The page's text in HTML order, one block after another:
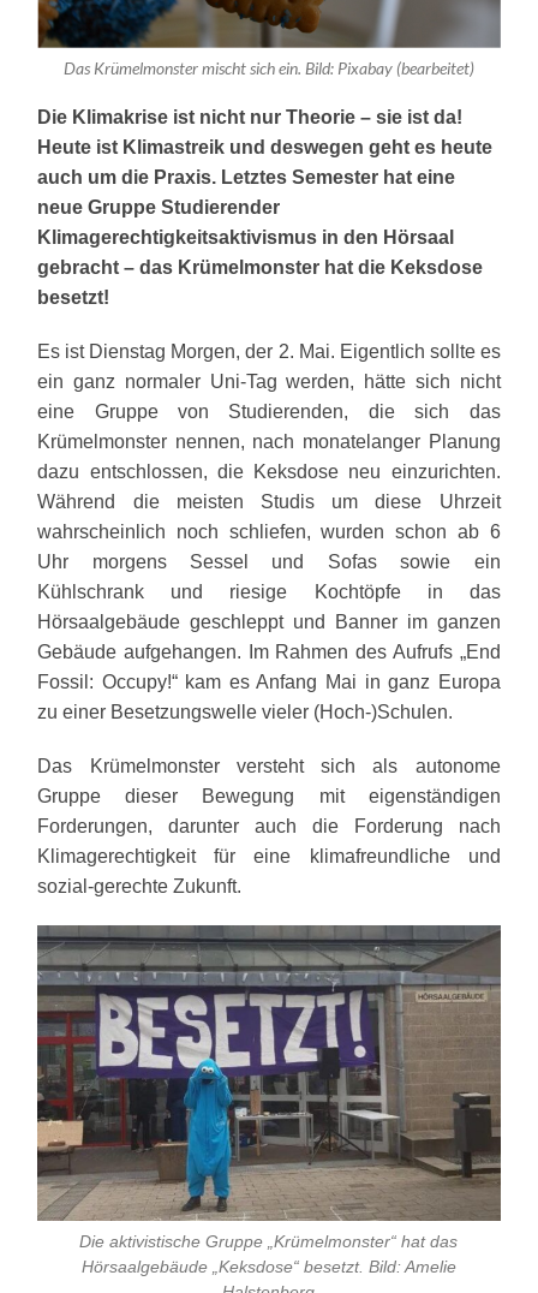
Das Krümelmonster mischt sich ein. Bild: Pixabay (bearbeitet)
Die Klimakrise ist nicht nur Theorie – sie ist da!
Heute ist Klimastreik und deswegen geht es heute
auch um die Praxis. Letztes Semester hat eine
neue Gruppe Studierender
Klimagerechtigkeitsaktivismus in den Hörsaal
gebracht – das Krümelmonster hat die Keksdose
besetzt!
Es ist Dienstag Morgen, der 2. Mai. Eigentlich sollte es
ein ganz normaler Uni-Tag werden, hätte sich nicht
eine Gruppe von Studierenden, die sich das
Krümelmonster nennen, nach monatelanger Planung
dazu entschlossen, die Keksdose neu einzurichten.
Während die meisten Studis um diese Uhrzeit
wahrscheinlich noch schliefen, wurden schon ab 6
Uhr morgens Sessel und Sofas sowie ein
Kühlschrank und riesige Kochtöpfe in das
Hörsaalgebäude geschleppt und Banner im ganzen
Gebäude aufgehangen. Im Rahmen des Aufrufs „End
Fossil: Occupy!“ kam es Anfang Mai in ganz Europa
zu einer Besetzungswelle vieler (Hoch-)Schulen.
Das Krümelmonster versteht sich als autonome
Gruppe dieser Bewegung mit eigenständigen
Forderungen, darunter auch die Forderung nach
Klimagerechtigkeit für eine klimafreundliche und
sozial-gerechte Zukunft.
Die aktivistische Gruppe „Krümelmonster“ hat das
Hörsaalgebäude „Keksdose“ besetzt. Bild: Amelie